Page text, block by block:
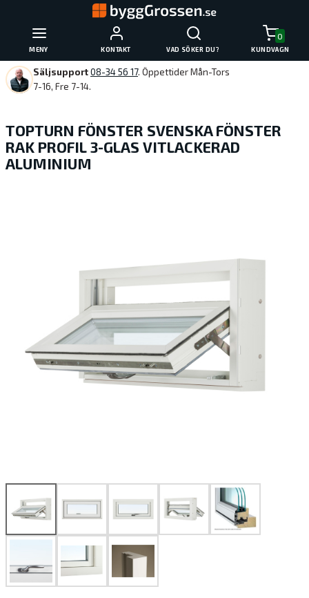
MENY KONTAKT VAD SÖKER DU?
0
KUNDVAGN
Säljsupport08-34 56 17. Öppettider Mån-Tors
7-16, Fre 7-14.
TOPTURN FÖNSTER SVENSKA FÖNSTER
RAK PROFIL 3-GLAS VITLACKERAD
ALUMINIUM